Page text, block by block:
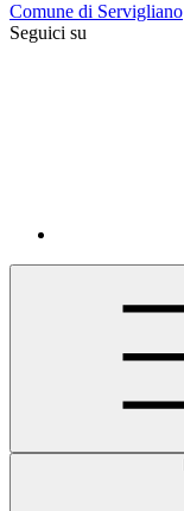
Comune di Servigliano
Seguici su